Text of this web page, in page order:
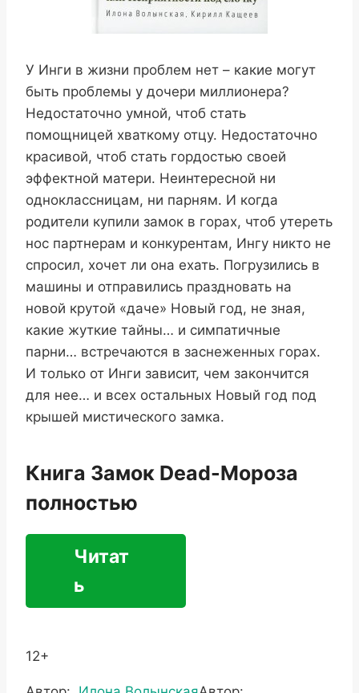
У Инги в жизни проблем нет – какие могут
быть проблемы у дочери миллионера?
Недостаточно умной, чтоб стать
помощницей хваткому отцу. Недостаточно
красивой, чтоб стать гордостью своей
эффектной матери. Неинтересной ни
одноклассницам, ни парням. И когда
родители купили замок в горах, чтоб утереть
нос партнерам и конкурентам, Ингу никто не
спросил, хочет ли она ехать. Погрузились в
машины и отправились праздновать на
новой крутой «даче» Новый год, не зная,
какие жуткие тайны… и симпатичные
парни… встречаются в заснеженных горах.
И только от Инги зависит, чем закончится
для нее… и всех остальных Новый год под
крышей мистического замка.
Книга Замок Dead-Мороза
полностью
Читат
ь
12+